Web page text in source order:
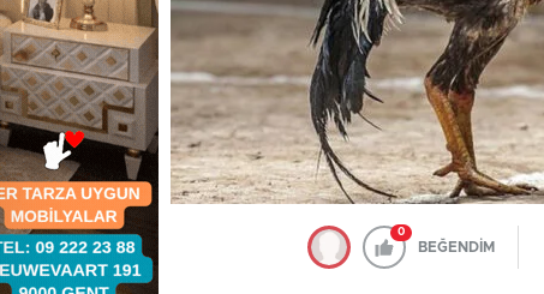
0
BEĞENDİM